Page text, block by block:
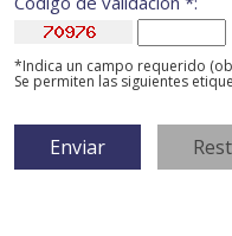
*Indica un campo requerido
Se permiten las siguientes